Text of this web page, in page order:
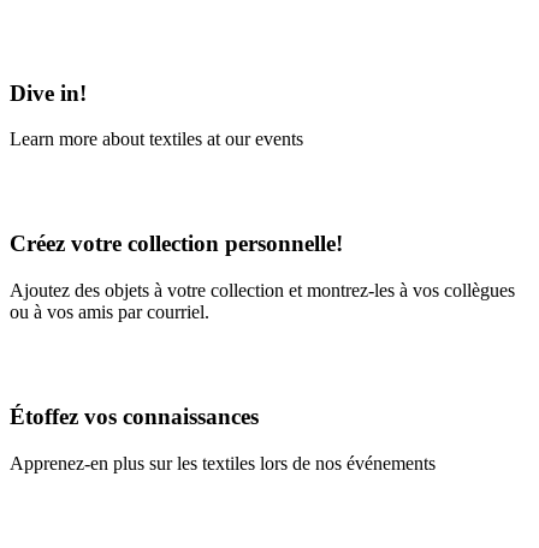
Dive in!
Learn more about textiles at our events
Créez votre collection personnelle!
Ajoutez des objets à votre collection et montrez-les à vos collègues
ou à vos amis par courriel.
Étoffez vos connaissances
Apprenez-en plus sur les textiles lors de nos événements